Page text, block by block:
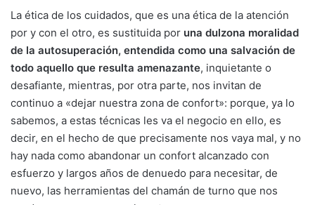
La ética de los cuidados, que es una ética de la atención
por y con el otro, es sustituida por una dulzona moralidad
de la autosuperación, entendida como una salvación de
todo aquello que resulta amenazante, inquietante o
desafiante, mientras, por otra parte, nos invitan de
continuo a «dejar nuestra zona de confort»: porque, ya lo
sabemos, a estas técnicas les va el negocio en ello, es
decir, en el hecho de que precisamente nos vaya mal, y no
hay nada como abandonar un confort alcanzado con
esfuerzo y largos años de denuedo para necesitar, de
nuevo, las herramientas del chamán de turno que nos